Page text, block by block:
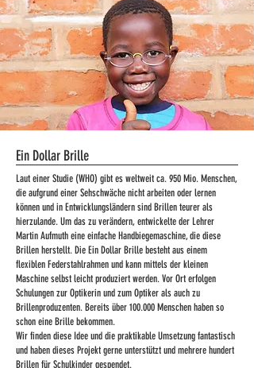
Ein Dollar Brille
Laut einer Studie (WHO) gibt es weltweit ca. 950 Mio. Menschen,
die aufgrund einer Sehschwäche nicht arbeiten oder lernen
können und in Entwicklungsländern sind Brillen teurer als
hierzulande. Um das zu verändern, entwickelte der Lehrer
Martin Aufmuth eine einfache Handbiegemaschine, die diese
Brillen herstellt. Die Ein Dollar Brille besteht aus einem
flexiblen Federstahlrahmen und kann mittels der kleinen
Maschine selbst leicht produziert werden. Vor Ort erfolgen
Schulungen zur Optikerin und zum Optiker als auch zu
Brillenproduzenten. Bereits über 100.000 Menschen haben so
schon eine Brille bekommen.
Wir finden diese Idee und die praktikable Umsetzung fantastisch
und haben dieses Projekt gerne unterstützt und mehrere hundert
Brillen für Schulkinder gespendet.